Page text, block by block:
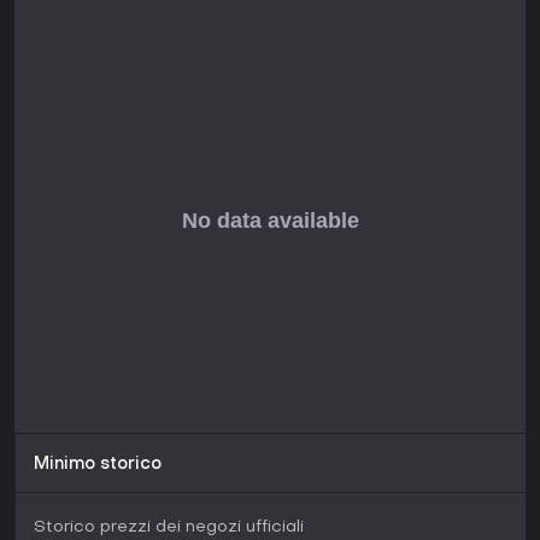
Minimo storico
Storico prezzi dei negozi ufficiali